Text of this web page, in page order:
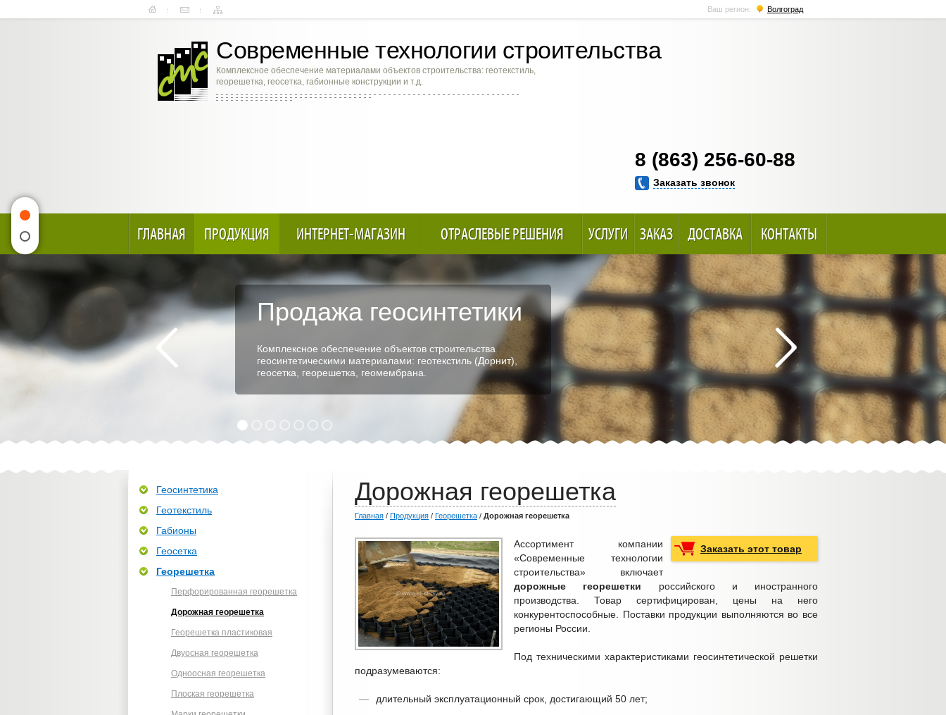
Ваш регион: Волгоград
Современные технологии строительства
Комплексное обеспечение материалами объектов строительства: геотекстиль,
георешетка, геосетка, габионные конструкции и т.д.
8 (863) 256-60-88
Заказать звонок
ГЛАВНАЯ ПРОДУКЦИЯ ИНТЕРНЕТ-МАГАЗИН ОТРАСЛЕВЫЕ РЕШЕНИЯ УСЛУГИ ЗАКАЗ ДОСТАВКА КОНТАКТЫ
Продажа геосинтетики
Комплексное обеспечение объектов строительства
геосинтетическими материалами: геотекстиль (Дорнит),
геосетка, георешетка, геомембрана.
Дорожная георешетка
Главная / Продукция / Георешетка / Дорожная георешетка
Заказать этот товар
Ассортимент компании
«Современные технологии
строительства» включает
дорожные георешетки российского и иностранного
производства. Товар сертифицирован, цены на него
конкурентоспособные. Поставки продукции выполняются во все
регионы России.
Под техническими характеристиками геосинтетической решетки
подразумеваются:
длительный эксплуатационный срок, достигающий 50 лет;
Геосинтетика
Геотекстиль
Габионы
Геосетка
Георешетка
Перфорированная георешетка
Дорожная георешетка
Георешетка пластиковая
Двуосная георешетка
Одноосная георешетка
Плоская георешетка